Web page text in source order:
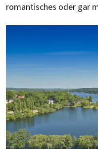
roman­ti­sches oder gar